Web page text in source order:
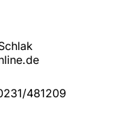
481209